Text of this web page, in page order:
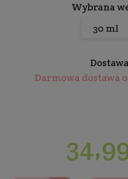
Wybrana
30 ml
Darmowa dostawa